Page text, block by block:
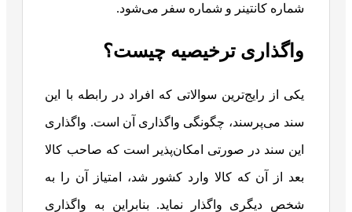
شماره کانتینر و شماره سفر می‌شود.
واگذاری ترخیصیه چیست؟
یکی از رایج‌ترین سوالاتی که افراد در رابطه با این
سند می‌پرسند، چگونگی واگذاری آن است. واگذاری
این سند در صورتی امکان‌پذیر است که صاحب کالا
بعد از آن که کالا وارد کشور شد، امتیاز آن را به
شخص دیگری واگذار نماید. بنابراین به واگذاری